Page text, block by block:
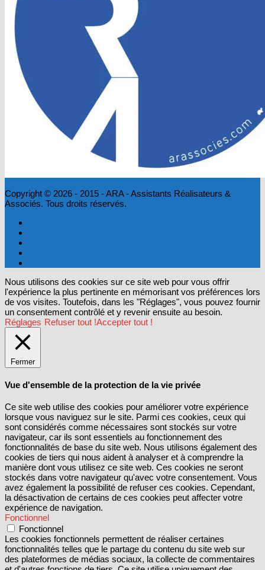
Copyright © 2026 - 2015 - ARA - Assistants Réalisateurs &
Associés. Tous droits réservés.
Nous utilisons des cookies sur ce site web pour vous offrir
l'expérience la plus pertinente en mémorisant vos préférences lors
de vos visites. Toutefois, dans les "Réglages", vous pouvez fournir
un consentement contrôlé et y revenir ensuite au besoin.
Réglages Refuser tout !Accepter tout !
Fermer
Vue d'ensemble de la protection de la vie privée
Ce site web utilise des cookies pour améliorer votre expérience
lorsque vous naviguez sur le site. Parmi ces cookies, ceux qui
sont considérés comme nécessaires sont stockés sur votre
navigateur, car ils sont essentiels au fonctionnement des
fonctionnalités de base du site web. Nous utilisons également des
cookies de tiers qui nous aident à analyser et à comprendre la
manière dont vous utilisez ce site web. Ces cookies ne seront
stockés dans votre navigateur qu'avec votre consentement. Vous
avez également la possibilité de refuser ces cookies. Cependant,
la désactivation de certains de ces cookies peut affecter votre
expérience de navigation.
Fonctionnel
Fonctionnel
Les cookies fonctionnels permettent de réaliser certaines
fonctionnalités telles que le partage du contenu du site web sur
des plateformes de médias sociaux, la collecte de commentaires